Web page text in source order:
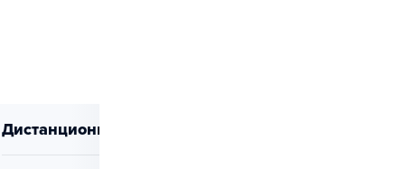
дистанционно